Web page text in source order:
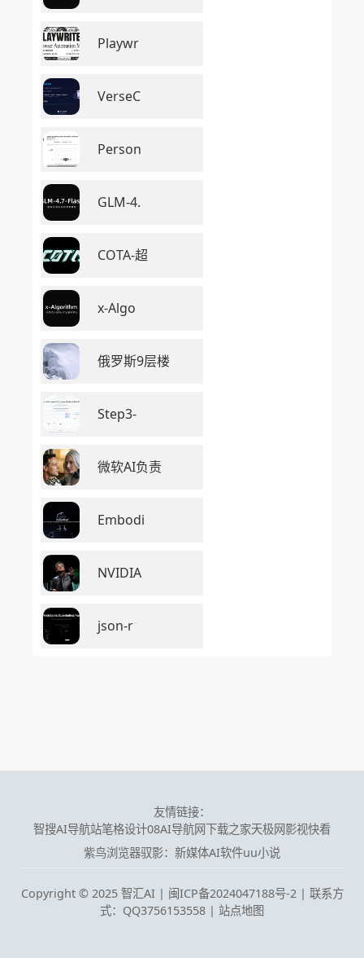
Playwr
VerseC
Person
GLM-4.
COTA-超
x-Algo
俄罗斯9层楼
Step3-
微软AI负责
Embodi
NVIDIA
json-r
友情链接：
智搜AI导航站笔格设计08AI导航网下载之家天极网影视快看
紫鸟浏览器驭影：新媒体AI软件uu小说
Copyright © 2025 智汇AI | 闽ICP备2024047188号-2 | 联系方
式：QQ3756153558 | 站点地图